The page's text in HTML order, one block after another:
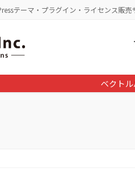
テーマ・プラグイン・ライセンス販売
ベクト